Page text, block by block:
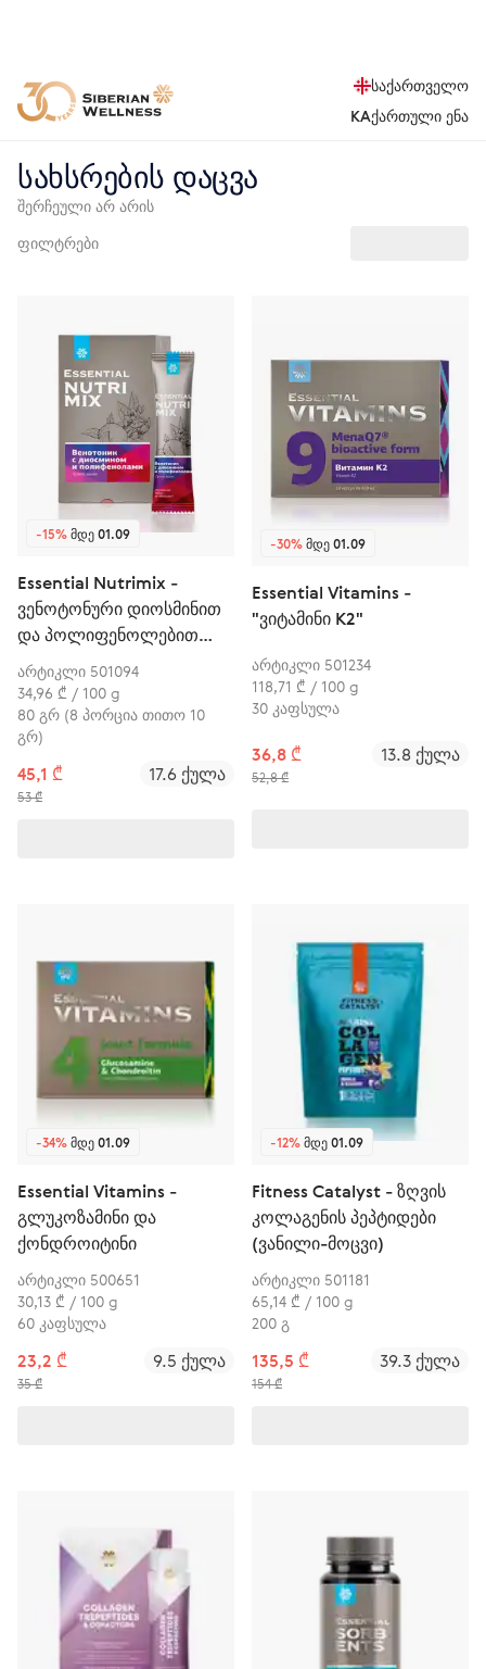
საქართველო
KAქართული ენა
სახსრების დაცვა
შერჩეული არ არის
ფილტრები
-15%ᲛᲓᲔ 01.09
Essential Nutrimix -
ვენოტონური დიოსმინით
და პოლიფენოლებით
(ცხარე ალუბალი)
არტიკლი 501094
34,96 ₾ / 100 g
80 გრ (8 პორცია თითო 10
გრ)
45,1 ₾
53 ₾
17.6 ქულა
-30%ᲛᲓᲔ 01.09
Essential Vitamins -
"ვიტამინი K2"
არტიკლი 501234
118,71 ₾ / 100 g
30 კაფსულა
36,8 ₾
52,8 ₾
13.8 ქულა
-34%ᲛᲓᲔ 01.09
Essential Vitamins -
გლუკოზამინი და
ქონდროიტინი
არტიკლი 500651
30,13 ₾ / 100 g
60 კაფსულა
23,2 ₾
35 ₾
9.5 ქულა
-12%ᲛᲓᲔ 01.09
Fitness Catalyst - ზღვის
კოლაგენის პეპტიდები
(ვანილი-მოცვი)
არტიკლი 501181
65,14 ₾ / 100 g
200 გ
135,5 ₾
154 ₾
39.3 ქულა